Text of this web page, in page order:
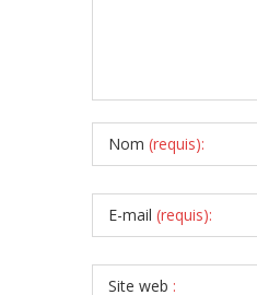
Nom (requis):
E-mail (requis):
Site web :